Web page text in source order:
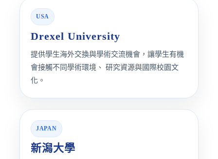
USA
Drexel University
提供學生海外交換與學術交流機會，讓學生有機
會接觸不同學術環境、 研究資源與國際校園文
化。
JAPAN
新潟大學